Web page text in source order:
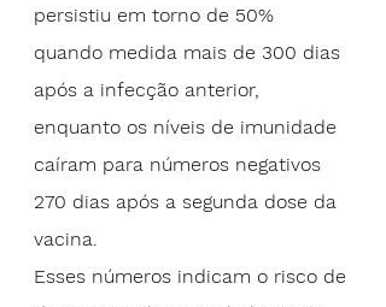
persistiu em torno de 50%
quando medida mais de 300 dias
após a infecção anterior,
enquanto os níveis de imunidade
caíram para números negativos
270 dias após a segunda dose da
vacina.
Esses números indicam o risco de